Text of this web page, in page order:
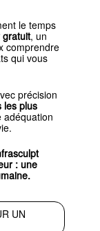
le temps
, un
comprendre
qui vous
précision
les plus
adéquation
: une
UN